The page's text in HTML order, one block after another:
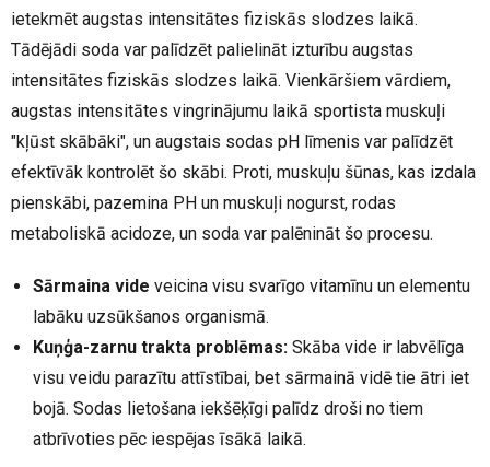
ietekmēt augstas intensitātes fiziskās slodzes laikā.
Tādējādi soda var palīdzēt palielināt izturību augstas
intensitātes fiziskās slodzes laikā. Vienkāršiem vārdiem,
augstas intensitātes vingrinājumu laikā sportista muskuļi
"kļūst skābāki", un augstais sodas pH līmenis var palīdzēt
efektīvāk kontrolēt šo skābi. Proti, muskuļu šūnas, kas izdala
pienskābi, pazemina PH un muskuļi nogurst, rodas
metaboliskā acidoze, un soda var palēnināt šo procesu.
Sārmaina vide veicina visu svarīgo vitamīnu un elementu
labāku uzsūkšanos organismā.
Kuņģa-zarnu trakta problēmas: Skāba vide ir labvēlīga
visu veidu parazītu attīstībai, bet sārmainā vidē tie ātri iet
bojā. Sodas lietošana iekšēķīgi palīdz droši no tiem
atbrīvoties pēc iespējas īsākā laikā.